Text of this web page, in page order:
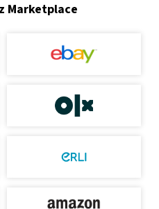
Marketplace